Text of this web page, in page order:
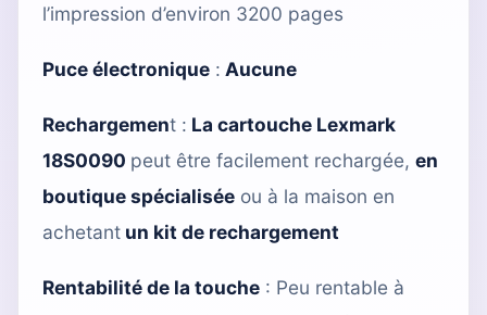
l’impression d’environ 3200 pages
Puce électronique : Aucune
Rechargement : La cartouche Lexmark
18S0090 peut être facilement rechargée, en
boutique spécialisée ou à la maison en
achetant un kit de rechargement
Rentabilité de la touche : Peu rentable à